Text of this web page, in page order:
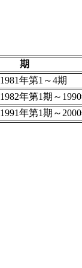
期
1981年第1～4期
1982年第1期～
1991年第1期～